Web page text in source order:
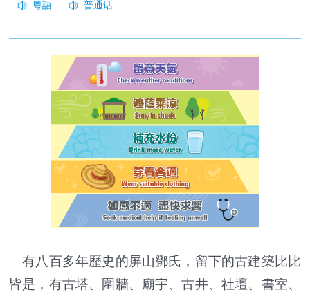
有八百多年歷史的屏山鄧氏，留下的古建築比比
皆是，有古塔、圍牆、廟宇、古井、社壇、書室、